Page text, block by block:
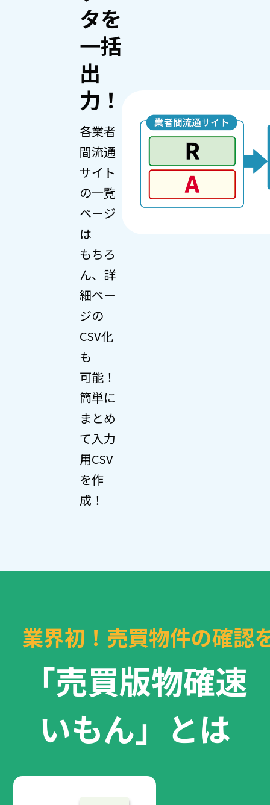
タを
一括
出
力！
各業者
間流通
サイト
の一覧
ページ
は
もちろ
ん、詳
細ペー
ジの
CSV化
も
可能！
簡単に
まとめ
て入力
用CSV
を作
成！
業界初！売買物件の確認
「売買版物確速
いもん」とは